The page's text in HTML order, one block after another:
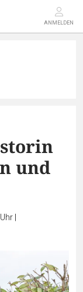
ANMELDEN
und
|